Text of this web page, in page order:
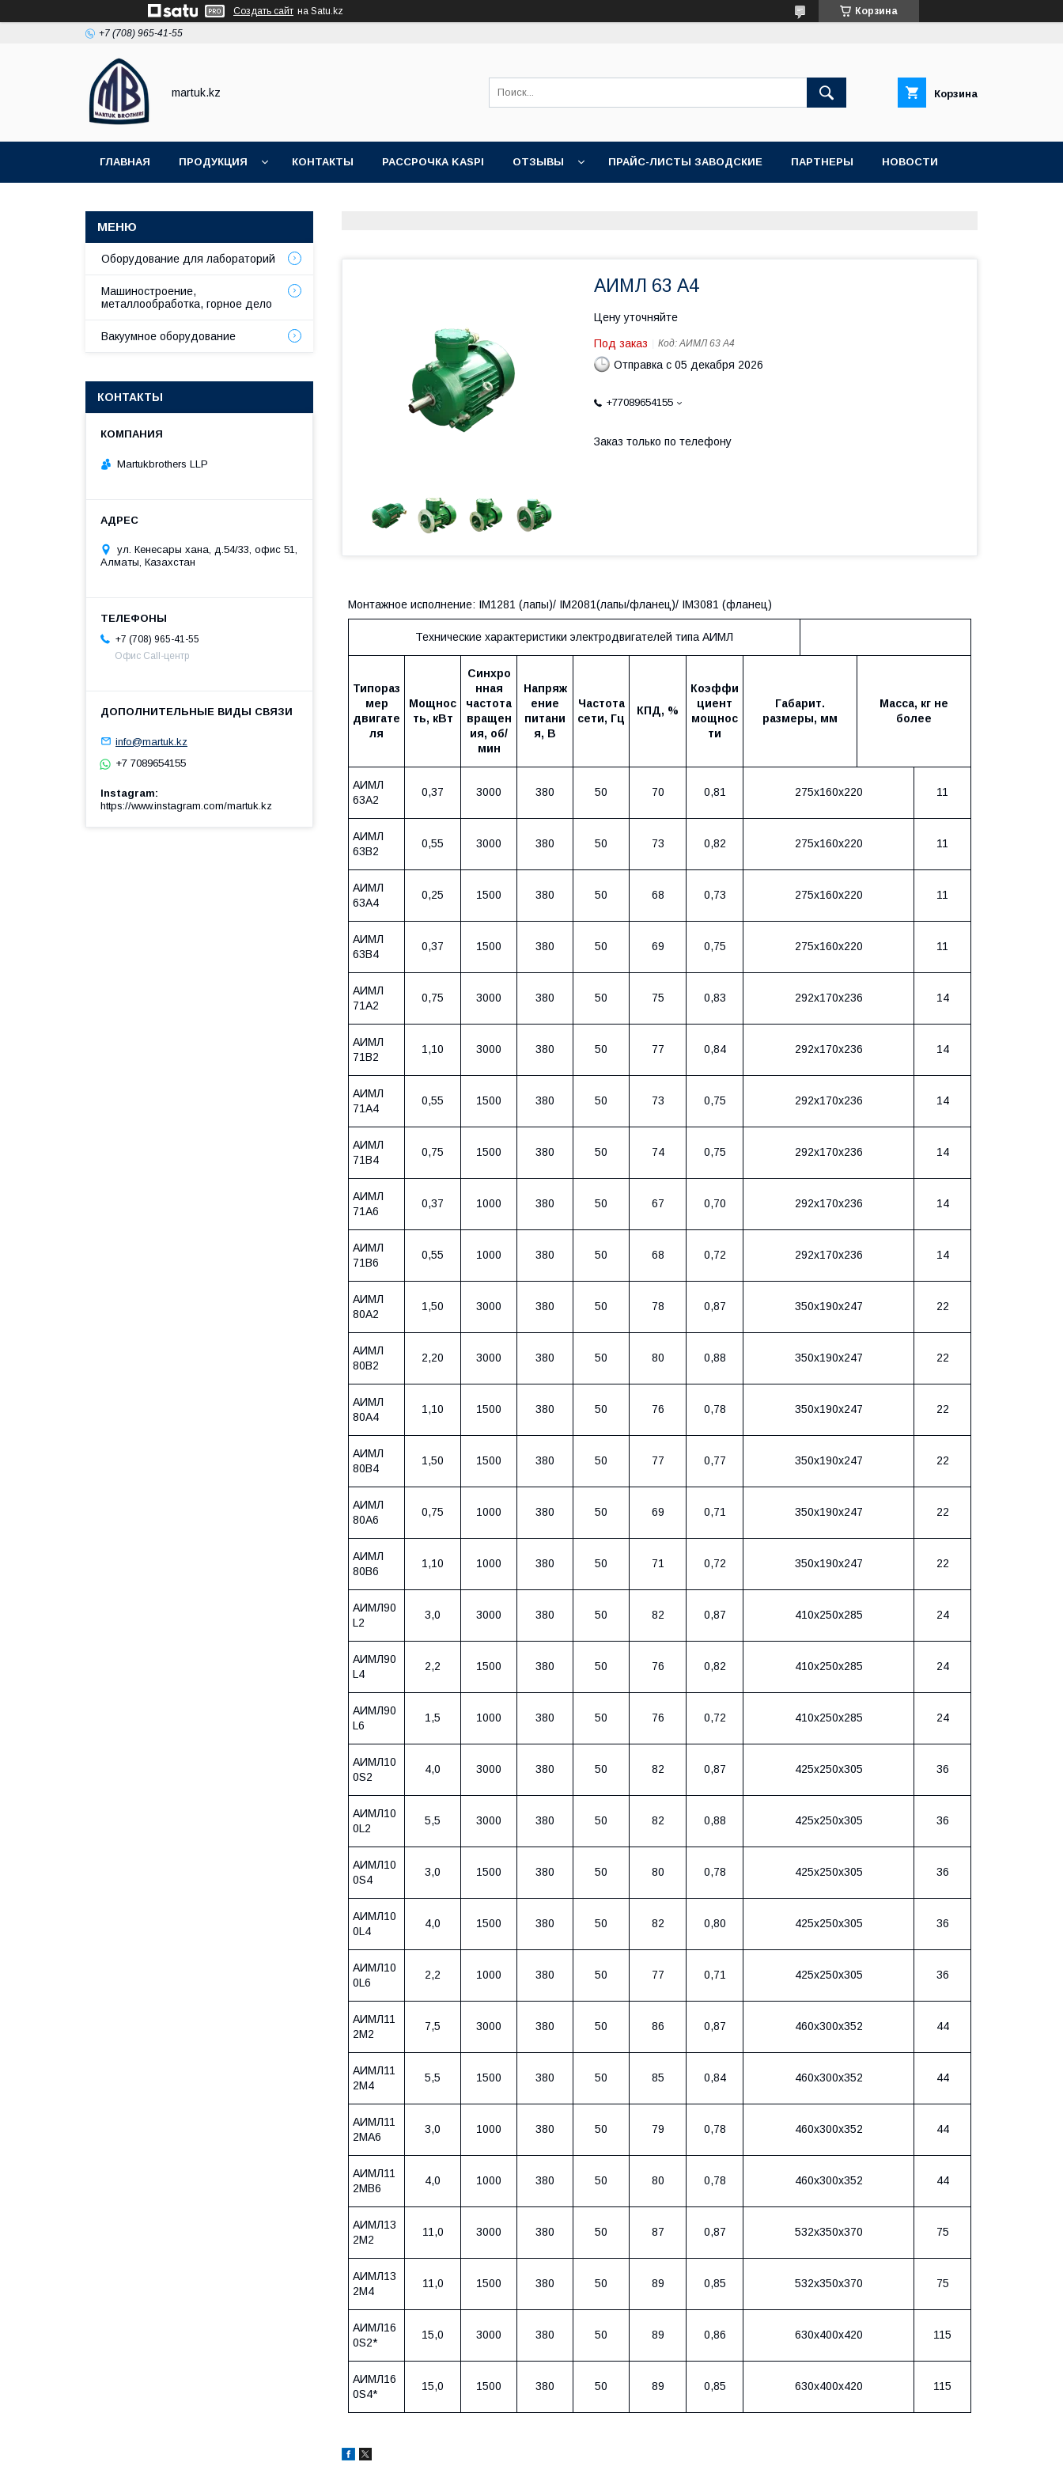
Создать сайт на Satu.kz Корзина
+7 (708) 965-41-55
martuk.kz Корзина
ГЛАВНАЯ ПРОДУКЦИЯ КОНТАКТЫ РАССРОЧКА KASPI ОТЗЫВЫ ПРАЙС-ЛИСТЫ ЗАВОДСКИЕ ПАРТНЕРЫ НОВОСТИ
АИМЛ 63 А4
Цену уточняйте
Под заказ Код:АИМЛ 63 А4
Отправка с 05 декабря 2026
+77089654155
Заказ только по телефону
Монтажное исполнение: IM1281 (лапы)/ IM2081(лапы/фланец)/ IM3081 (фланец)
Технические характеристики электродвигателей типа АИМЛ
Типораз
мер
двигате
ля
Мощнос
ть, кВт
Синхро
нная
частота
вращен
ия, об/
мин
Напряж
ение
питани
я, В
Частота
сети, Гц
КПД, %
Коэффи
циент
мощнос
ти
Габарит.
размеры, мм
Масса, кг не
более
АИМЛ
63А2
0,37 3000 380 50 70 0,81 275х160х220 11
АИМЛ
63В2
0,55 3000 380 50 73 0,82 275х160х220 11
АИМЛ
63А4
0,25 1500 380 50 68 0,73 275х160х220 11
АИМЛ
63В4
0,37 1500 380 50 69 0,75 275х160х220 11
АИМЛ
71А2
0,75 3000 380 50 75 0,83 292х170х236 14
АИМЛ
71В2
1,10 3000 380 50 77 0,84 292х170х236 14
АИМЛ
71А4
0,55 1500 380 50 73 0,75 292х170х236 14
АИМЛ
71В4
0,75 1500 380 50 74 0,75 292х170х236 14
АИМЛ
71А6
0,37 1000 380 50 67 0,70 292х170х236 14
АИМЛ
71В6
0,55 1000 380 50 68 0,72 292х170х236 14
АИМЛ
80А2
1,50 3000 380 50 78 0,87 350х190х247 22
АИМЛ
80В2
2,20 3000 380 50 80 0,88 350х190х247 22
АИМЛ
80А4
1,10 1500 380 50 76 0,78 350х190х247 22
АИМЛ
80В4
1,50 1500 380 50 77 0,77 350х190х247 22
АИМЛ
80А6
0,75 1000 380 50 69 0,71 350х190х247 22
АИМЛ
80В6
1,10 1000 380 50 71 0,72 350х190х247 22
АИМЛ90
L2
3,0 3000 380 50 82 0,87 410х250х285 24
АИМЛ90
L4
2,2 1500 380 50 76 0,82 410х250х285 24
АИМЛ90
L6
1,5 1000 380 50 76 0,72 410х250х285 24
АИМЛ10
0S2
4,0 3000 380 50 82 0,87 425х250х305 36
АИМЛ10
0L2
5,5 3000 380 50 82 0,88 425х250х305 36
АИМЛ10
0S4
3,0 1500 380 50 80 0,78 425х250х305 36
АИМЛ10
0L4
4,0 1500 380 50 82 0,80 425х250х305 36
АИМЛ10
0L6
2,2 1000 380 50 77 0,71 425х250х305 36
АИМЛ11
2M2
7,5 3000 380 50 86 0,87 460х300х352 44
АИМЛ11
2M4
5,5 1500 380 50 85 0,84 460х300х352 44
АИМЛ11
2MA6
3,0 1000 380 50 79 0,78 460х300х352 44
АИМЛ11
2MB6
4,0 1000 380 50 80 0,78 460х300х352 44
АИМЛ13
2M2
11,0 3000 380 50 87 0,87 532х350х370 75
АИМЛ13
2M4
11,0 1500 380 50 89 0,85 532х350х370 75
АИМЛ16
0S2*
15,0 3000 380 50 89 0,86 630х400х420 115
АИМЛ16
0S4*
15,0 1500 380 50 89 0,85 630х400х420 115
Оборудование для лабораторий
Машиностроение,
металлообработка, горное дело
Вакуумное оборудование
КОНТАКТЫ
Martukbrothers LLP
ул. Кенесары хана, д.54/33, офис 51,
Алматы, Казахстан
+7 (708) 965-41-55
Офис Call-центр
info@martuk.kz
+7 7089654155
Instagram
https://www.instagram.com/martuk.kz